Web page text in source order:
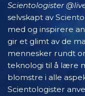
Scientologister
selvskapt av
med og inspirere
gir et glimt av de
mennesker rundt
teknologi til å lære
blomstre i alle
Scientologister